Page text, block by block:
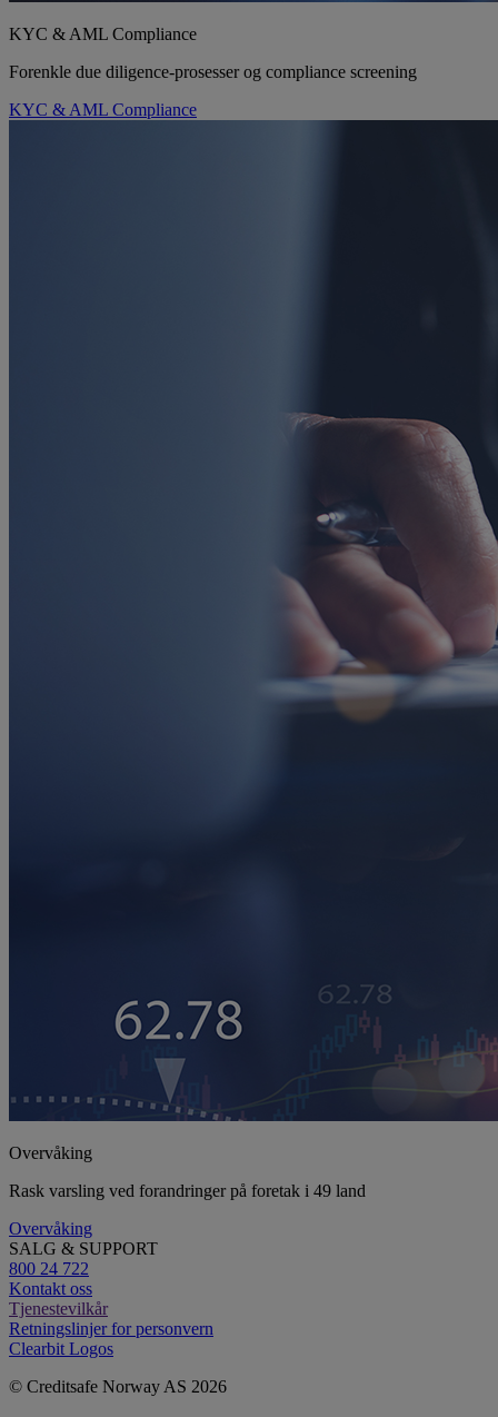
KYC & AML Compliance
Forenkle due diligence-prosesser og compliance screening
KYC & AML Compliance
Overvåking
Rask varsling ved forandringer på foretak i 49 land
Overvåking
SALG & SUPPORT
800 24 722
Kontakt oss
Tjenestevilkår
Retningslinjer for personvern
Clearbit Logos
© Creditsafe Norway AS 2026